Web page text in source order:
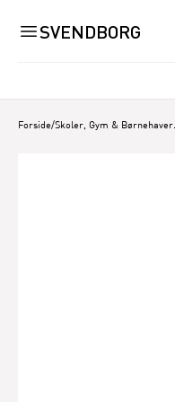
SVENDBORG
Forside/Skoler, Gym & Børnehaver.